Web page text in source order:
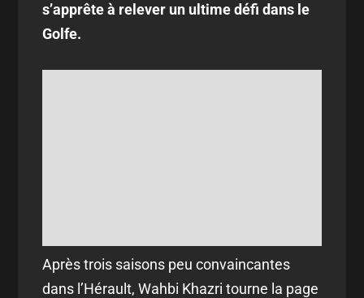
s’apprête à relever un ultime défi dans le
Golfe.
Après trois saisons peu convaincantes
dans l’Hérault, Wahbi Khazri tourne la page